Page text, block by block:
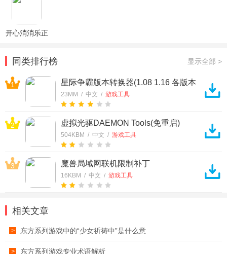
开心消消乐正
同类排行榜 显示全部 >
1
星际争霸版本转换器(1.08 1.16 各版本
转换合集)
23MM / 中文 / 游戏工具
2 虚拟光驱DAEMON Tools(免重启)
504KBM / 中文 / 游戏工具
3 魔兽局域网联机限制补丁
16KBM / 中文 / 游戏工具
相关文章
> 东方系列游戏中的“少女祈祷中”是什么意
> 东方系列游戏专业术语解析